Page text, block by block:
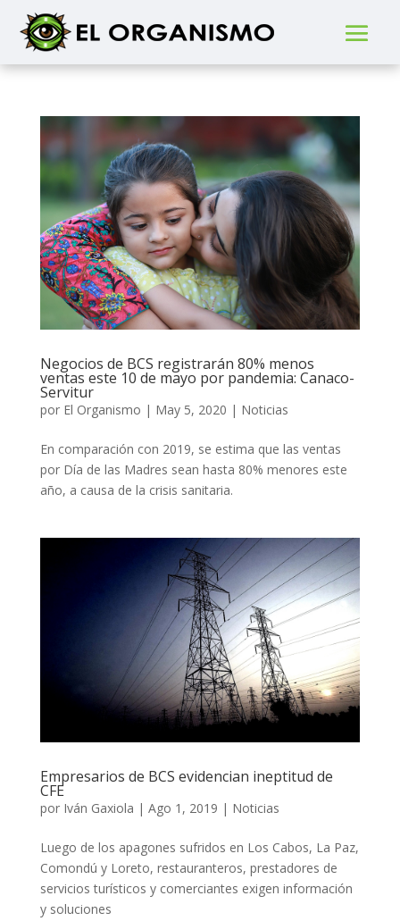
Negocios de BCS registrarán 80% menos
ventas este 10 de mayo por pandemia: Canaco-
Servitur
por El Organismo | May 5, 2020 | Noticias
En comparación con 2019, se estima que las ventas
por Día de las Madres sean hasta 80% menores este
año, a causa de la crisis sanitaria.
Empresarios de BCS evidencian ineptitud de
CFE
por Iván Gaxiola | Ago 1, 2019 | Noticias
Luego de los apagones sufridos en Los Cabos, La Paz,
Comondú y Loreto, restauranteros, prestadores de
servicios turísticos y comerciantes exigen información
y soluciones